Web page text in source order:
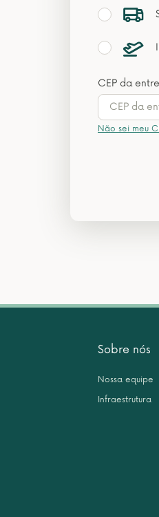
CEP da
Não sei meu
Sobre nós
Nossa equipe
Infraestrutura